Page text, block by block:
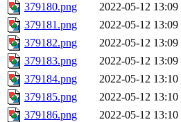
379180.png
2022-05-12 13:09
379181.png
2022-05-12 13:09
379182.png
2022-05-12 13:09
379183.png
2022-05-12 13:09
379184.png
2022-05-12 13:10
379185.png
2022-05-12 13:10
379186.png
2022-05-12 13:10